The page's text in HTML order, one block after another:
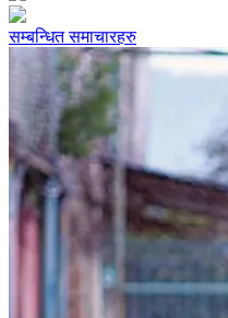
सम्बन्धित समाचारहरु